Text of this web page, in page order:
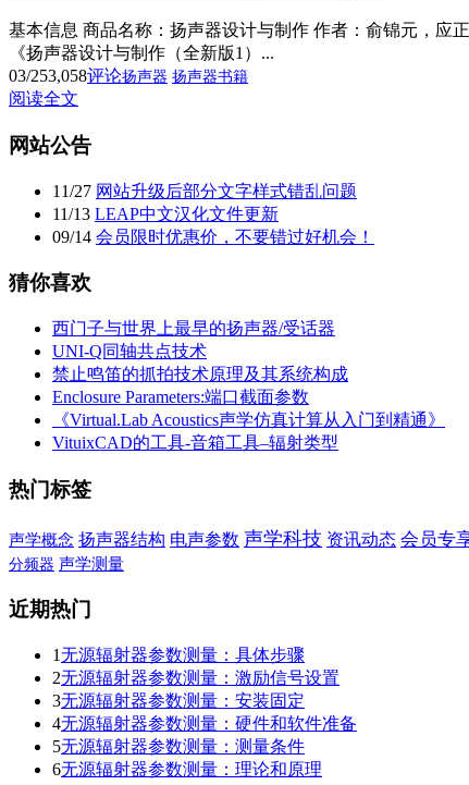
基本信息 商品名称：扬声器设计与制作 作者：俞锦元，应
《扬声器设计与制作（全新版1）...
03/253,058评论扬声器 扬声器书籍
阅读全文
网站公告
11/27 网站升级后部分文字样式错乱问题
11/13 LEAP中文汉化文件更新
09/14 会员限时优惠价，不要错过好机会！
猜你喜欢
西门子与世界上最早的扬声器/受话器
UNI-Q同轴共点技术
禁止鸣笛的抓拍技术原理及其系统构成
Enclosure Parameters:端口截面参数
《Virtual.Lab Acoustics声学仿真计算从入门到精通》
VituixCAD的工具-音箱工具–辐射类型
热门标签
声学概念 扬声器结构 电声参数 声学科技 资讯动态 会员专
分频器 声学测量
近期热门
1无源辐射器参数测量：具体步骤
2无源辐射器参数测量：激励信号设置
3无源辐射器参数测量：安装固定
4无源辐射器参数测量：硬件和软件准备
5无源辐射器参数测量：测量条件
6无源辐射器参数测量：理论和原理